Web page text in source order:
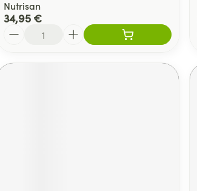
Nutrisan
34,95 €